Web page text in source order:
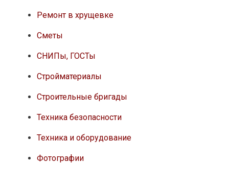
Ремонт в хрущевке
Сметы
СНИПы, ГОСТы
Стройматериалы
Строительные бригады
Техника безопасности
Техника и оборудование
Фотографии